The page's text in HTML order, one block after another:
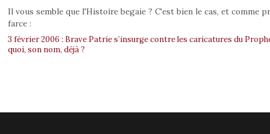
Il vous semble que l'Histoire begaie ? C'est bien le cas, et comme
farce :
3 février 2006 : Brave Patrie s’insurge contre les caricatures du
quoi, son nom, déjà ?